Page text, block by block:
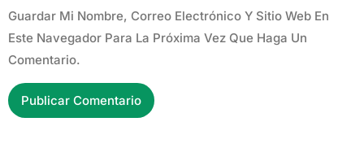
Guardar Mi Nombre, Correo Electrónico Y Sitio Web En
Este Navegador Para La Próxima Vez Que Haga Un
Comentario.